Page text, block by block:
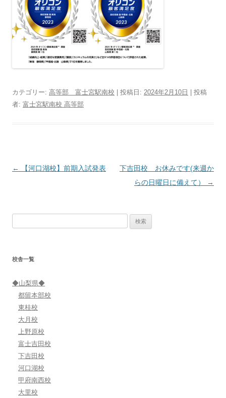
カテゴリー: 高等部 富士宮駅南校 | 投稿日: 2024年2月10日
投稿
者: 富士宮駅南校 高等部
投
ン
← 【河口湖校】前期入試発表
下吉田校 お休みです(来週か
らの日曜日に備えて）
→
校舎一覧
◆山梨県◆
都留本部校
東桂校
大月校
上野原校
富士吉田校
下吉田校
河口湖校
甲府南西校
大里校